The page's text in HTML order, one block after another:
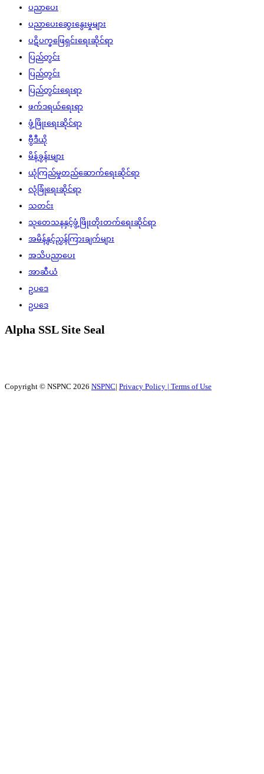
ပညာပေး
ပညာပေးဆွေးနွေးမှုများ
ပဋိပက္ခဖြေရှင်းရေးဆိုင်ရာ
ပြည်တွင်း
ပြည်တွင်း
ပြည်တွင်းရေးရာ
ဖက်ဒရယ်ရေးရာ
ဖွံ့ဖြိုးရေးဆိုင်ရာ
ဗွီဒီယို
မိန့်ခွန်းများ
ယုံကြည်မှုတည်ဆောက်ရေးဆိုင်ရာ
လုံခြုံရေးဆိုင်ရာ
သတင်း
သုတေသနနှင့်ဖွံ့ဖြိုးတိုးတက်ရေးဆိုင်ရာ
အမိန့်နှင့်ညွှန်ကြားချက်များ
အသိပညာပေး
အာဆီယံ
ဥပဒေ
ဥပဒေ
Alpha SSL Site Seal
Copyright © NSPNC 2026 NSPNC| Privacy Policy | Terms of Use